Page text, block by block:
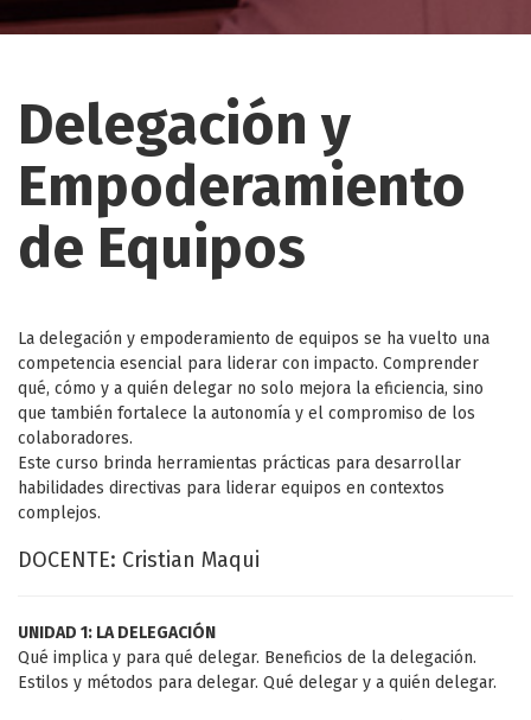
Delegación y
Empoderamiento
de Equipos
La delegación y empoderamiento de equipos se ha vuelto una
competencia esencial para liderar con impacto. Comprender
qué, cómo y a quién delegar no solo mejora la eficiencia, sino
que también fortalece la autonomía y el compromiso de los
colaboradores.
Este curso brinda herramientas prácticas para desarrollar
habilidades directivas para liderar equipos en contextos
complejos.
DOCENTE: Cristian Maqui
UNIDAD 1: LA DELEGACIÓN
Qué implica y para qué delegar. Beneficios de la delegación.
Estilos y métodos para delegar. Qué delegar y a quién delegar.